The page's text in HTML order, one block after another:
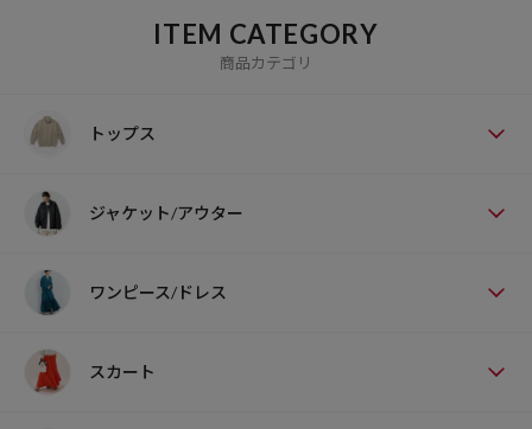
ITEM CATEGORY
商品カテゴリ
トップス
ジャケット/アウター
ワンピース/ドレス
スカート